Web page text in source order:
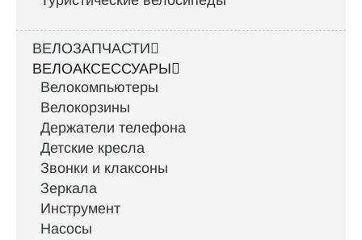
ВЕЛОЗАПЧАСТИ
ВЕЛОАКСЕССУАРЫ
Велокомпьютеры
Велокорзины
Держатели телефона
Детские кресла
Звонки и клаксоны
Зеркала
Инструмент
Насосы